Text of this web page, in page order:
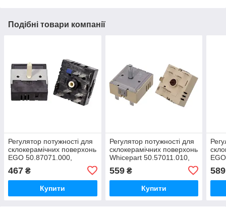
Подібні товари компанії
Регулятор потужності для
склокерамічних поверхонь
EGO 50.87071.000,
Whirlpool 481927328135
467 ₴
Купити
Регулятор потужності для
склокерамічних поверхонь
Whicepart 50.57011.010,
559₴
Купити
589